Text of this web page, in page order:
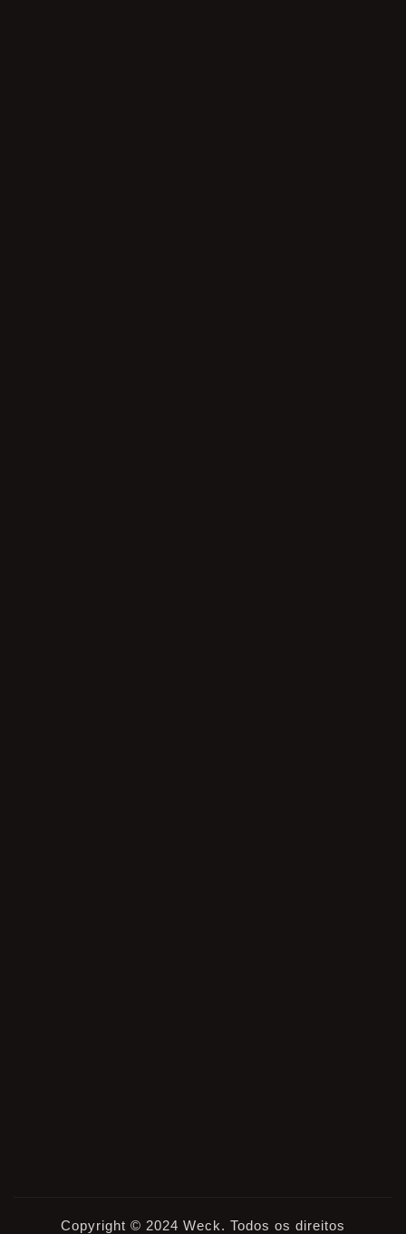
Copyright © 2024 Weck. Todos os direitos